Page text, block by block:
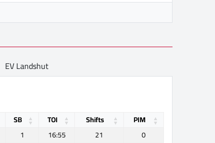
EV Landshut
SB TOI Shifts
PIM
1 16:55 21
0